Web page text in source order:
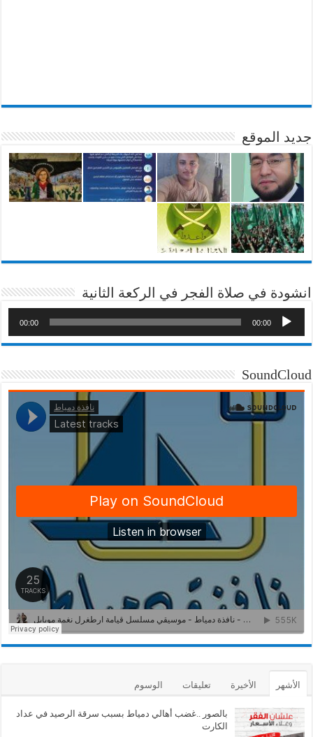
جديد الموقع
انشودة في صلاة الفجر في الركعة الثانية
00:00
00:00
SoundCloud
الأشهر الأخيرة تعليقات الوسوم
بالصور ..غضب أهالي دمياط بسبب سرقة الرصيد في عداد
الكارت